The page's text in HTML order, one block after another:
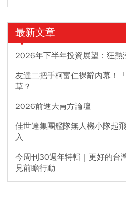
最新文章
2026年下半年投資展望：狂熱
友達二把手柯富仁裸辭內幕！
草？
2026前進大南方論壇
佳世達集團艦隊無人機小隊起
入
今周刊30週年特輯｜更好的台
見前瞻行動